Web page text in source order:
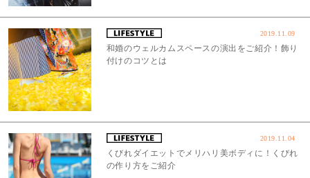
2019.11.09
和婚のウェルカムスペースの演出をご紹介！飾り
付けのコツとは
2019.11.04
くびれダイエットでメリハリ美ボディに！くびれ
の作り方をご紹介